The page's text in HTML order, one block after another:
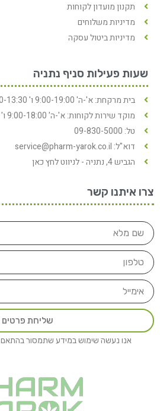
תקנון מועדון לקוחות
מדיניות משלוחים
מדיניות ביטול עסקה
שעות פעילות סניף נתניה
בית מרקחת: א'-ה' 9:00-19:00 ו' 9:00-13:30
מוקד שירות לקוחות: א'-ה' 9:00-18:00 ו' 9:00-13:00
טל: 09-830-5000
דוא"ל: service@pharm-yarok.co.il
הגביש 4, נתניה - לניווט לחץ כאן
צרו איתנו קשר
שליחת פרטים
אנו נעשה שימוש במידע שתמסור בהתאם